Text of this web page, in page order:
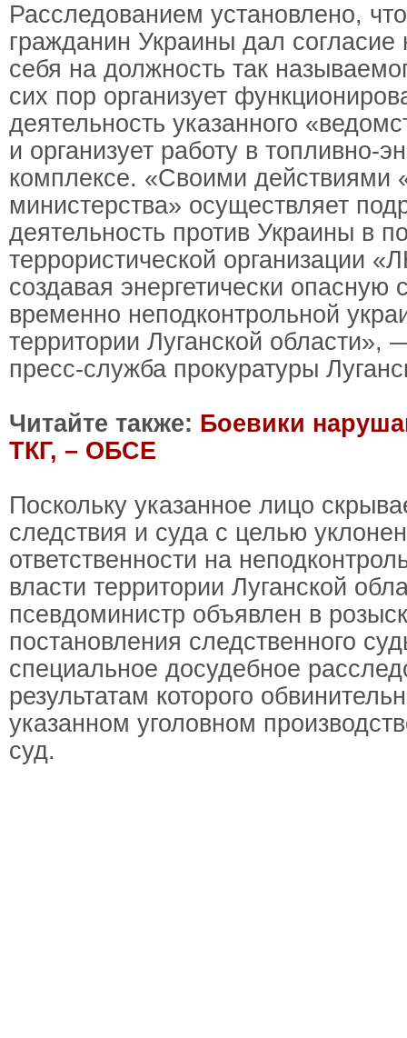
Расследованием установлено,
гражданин Украины дал согласие
себя на должность так
сих пор организует
деятельность указанного
и организует работу в топливно-
комплексе. «Своими действиями
министерства» осуществляет
деятельность против Украины в
террористической организации
создавая энергетически опасную
временно неподконтрольной
территории Луганской области»,
пресс-служба прокуратуры
Читайте также: Боевики
ТКГ, – ОБСЕ
Поскольку указанное лицо
следствия и суда с целью
ответственности на
власти территории Луганской
псевдоминистр объявлен в
постановления следственного
специальное досудебное
результатам которого
указанном уголовном
суд.